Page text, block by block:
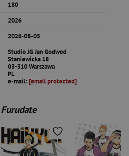
180
2026
2026-08-05
Studio JG Jan Godwod
Staniewicka 18
03-310 Warszawa
PL
e-mail: [email protected]